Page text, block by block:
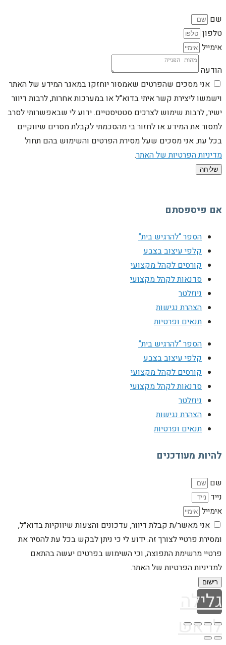
שם
טלפון
אימייל
הודעה
אני מסכים שהפרטים שאמסור יוחזקו במאגר המידע של האתר
וישמשו ליצירת קשר איתי בדוא"ל או במערכות אחרות, לרבות דיוור
ישיר, לרבות שימוש לצרכים סטטיסטיים. ידוע לי שבאפשרותי לסרב
למסור את המידע או לחזור בי מהסכמתי לקבלת מסרים שיווקיים
בכל עת. אני מסכים שעל מסירת הפרטים והשימוש בהם תחול
מדיניות הפרטיות של האתר.
שליחה
אם פיספסתם
הספר “להרגיש בית”
קלפי עיצוב בצבע
קורסים לקהל מקצועי
סדנאות לקהל מקצועי
ניוזלטר
הצהרת נגישות
תנאים ופרטיות
הספר “להרגיש בית”
קלפי עיצוב בצבע
קורסים לקהל מקצועי
סדנאות לקהל מקצועי
ניוזלטר
הצהרת נגישות
תנאים ופרטיות
להיות מעודכנים
שם
נייד
אימייל
אני מאשר/ת קבלת דיוור, עדכונים והצעות שיווקיות בדוא״ל,
ומסירת פרטיי לצורך זה. ידוע לי כי ניתן לבקש בכל עת להסיר את
פרטיי מרשימת התפוצה, וכי השימוש בפרטים יעשה בהתאם
למדיניות הפרטיות של האתר.
רישום
גלילה
לראש